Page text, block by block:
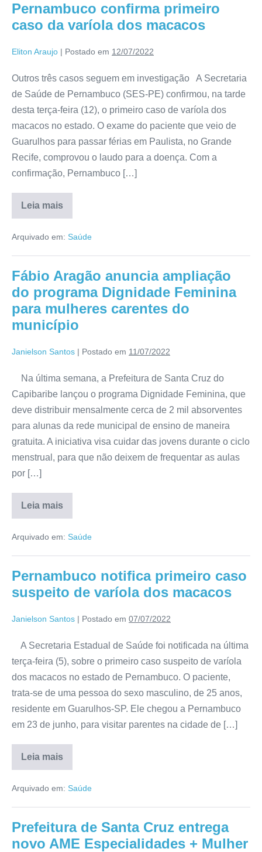
Pernambuco confirma primeiro
caso da varíola dos macacos
Eliton Araujo | Postado em 12/07/2022
Outros três casos seguem em investigação A Secretaria
de Saúde de Pernambuco (SES-PE) confirmou, na tarde
desta terça-feira (12), o primeiro caso de varíola dos
macacos no estado. O exame do paciente que veio de
Guarulhos para passar férias em Paulista, no Grande
Recife, comprovou o laudo para a doença. Com a
confirmação, Pernambuco […]
Leia mais
Arquivado em: Saúde
Fábio Aragão anuncia ampliação
do programa Dignidade Feminina
para mulheres carentes do
município
Janielson Santos | Postado em 11/07/2022
Na última semana, a Prefeitura de Santa Cruz do
Capibaribe lançou o programa Dignidade Feminina, que
deve distribuir mensalmente cerca de 2 mil absorventes
para alunas da rede municipal de ensino de maneira
gratuita. A iniciativa visa cuidar das jovens durante o ciclo
menstrual, para que não deixem de frequentar as aulas
por […]
Leia mais
Arquivado em: Saúde
Pernambuco notifica primeiro caso
suspeito de varíola dos macacos
Janielson Santos | Postado em 07/07/2022
A Secretaria Estadual de Saúde foi notificada na última
terça-feira (5), sobre o primeiro caso suspeito de varíola
dos macacos no estado de Pernambuco. O paciente,
trata-se de uma pessoa do sexo masculino, de 25 anos,
residente em Guarulhos-SP. Ele chegou a Pernambuco
em 23 de junho, para visitar parentes na cidade de […]
Leia mais
Arquivado em: Saúde
Prefeitura de Santa Cruz entrega
novo AME Especialidades + Mulher